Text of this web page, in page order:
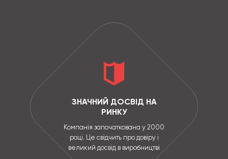
ЗНАЧНИЙ ДОСВІД НА
РИНКУ
Компанія започаткована у 2000
році. Це свідчить про довіру і
великий досвід в виробництві